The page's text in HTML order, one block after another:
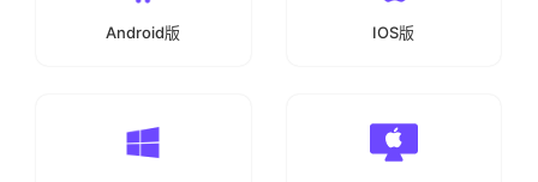
Android版 IOS版